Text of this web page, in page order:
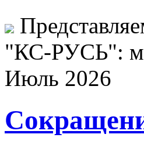
"КС-РУСЬ":
Июль 2026